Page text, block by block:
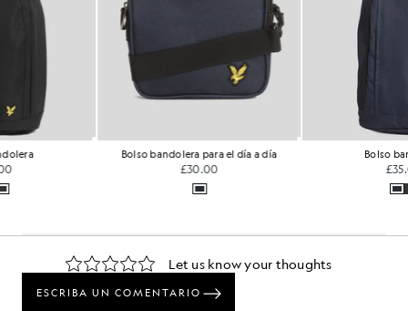
Bolso bandolera para el día a día Bolso bandolera